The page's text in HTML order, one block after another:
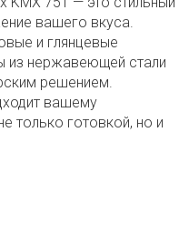
вашего вкуса.
и глянцевые
из нержавеющей стали
решением.
вашему
только готовкой, но и